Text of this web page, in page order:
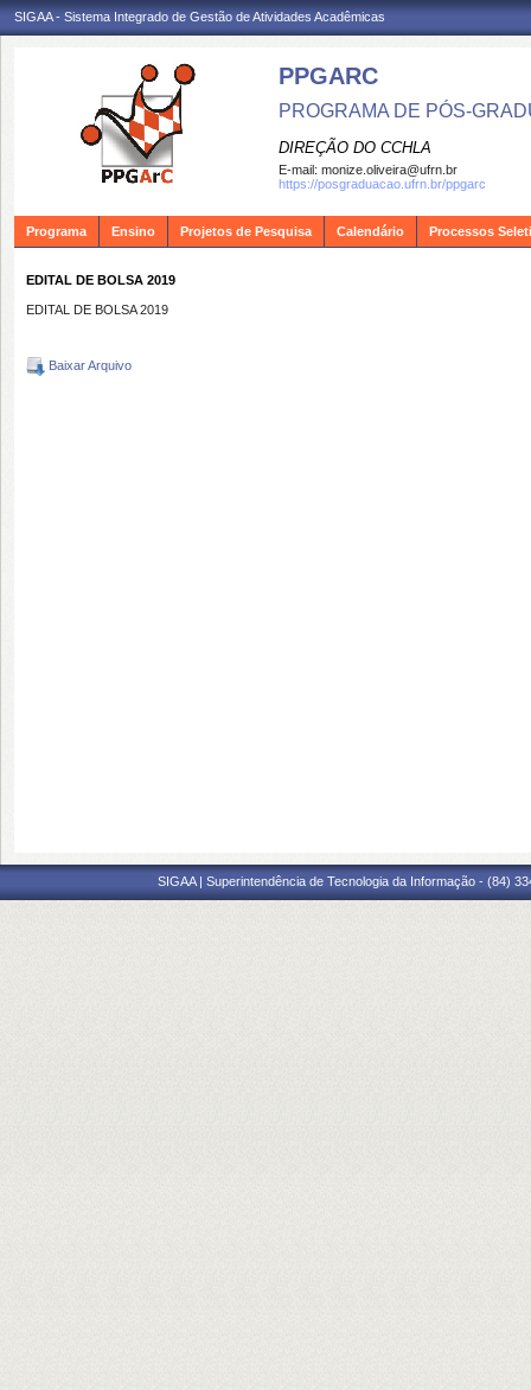
SIGAA - Sistema Integrado de Gestão de Atividades Acadêmicas
PPGARC
PROGRAMA DE PÓS-
DIREÇÃO DO CCHLA
E-mail: monize.oliveira@ufrn.br
https://posgraduacao.ufrn.br/ppgarc
Programa Ensino Projetos de Pesquisa Calendário Processos
EDITAL DE BOLSA 2019
EDITAL DE BOLSA 2019
Baixar Arquivo
SIGAA | Superintendência de Tecnologia da Informação - (84)